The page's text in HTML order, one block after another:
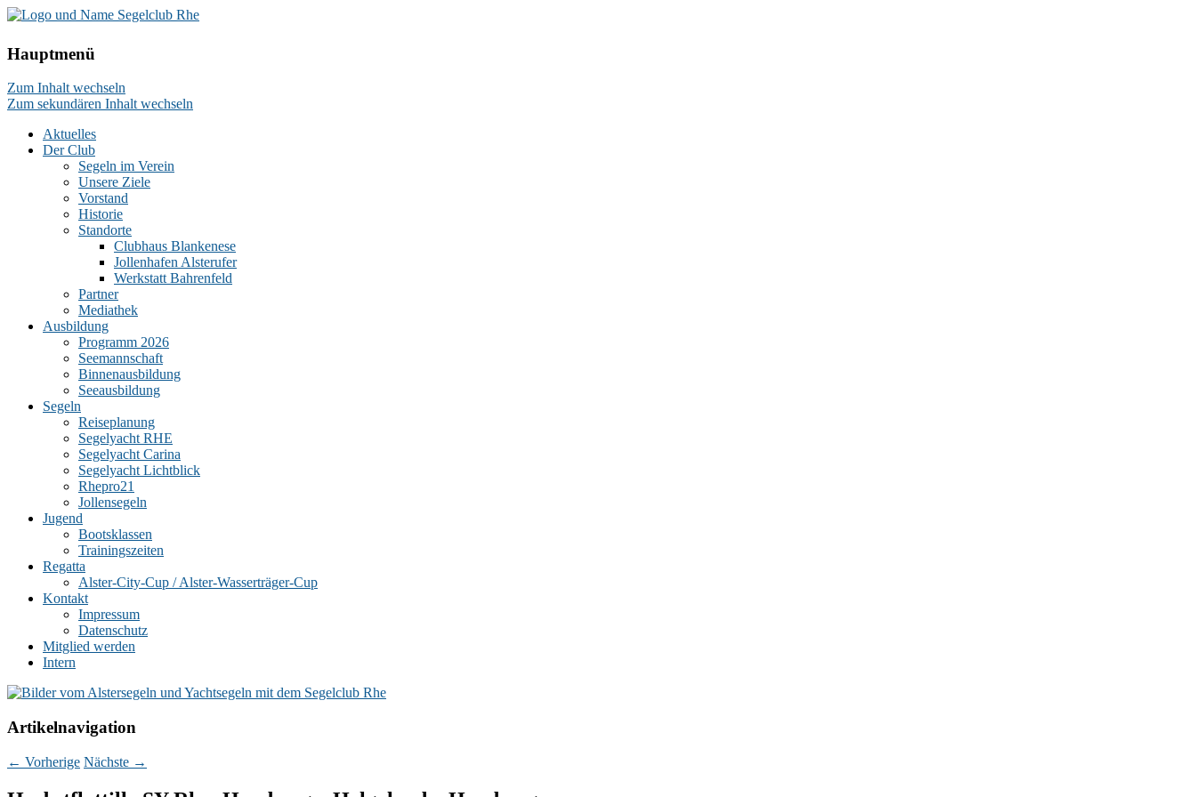
Hauptmenü
Zum Inhalt wechseln
Zum sekundären Inhalt wechseln
Aktuelles
Der Club
Segeln im Verein
Unsere Ziele
Vorstand
Historie
Standorte
Clubhaus Blankenese
Jollenhafen Alsterufer
Werkstatt Bahrenfeld
Partner
Mediathek
Ausbildung
Programm 2026
Seemannschaft
Binnenausbildung
Seeausbildung
Segeln
Reiseplanung
Segelyacht RHE
Segelyacht Carina
Segelyacht Lichtblick
Rhepro21
Jollensegeln
Jugend
Bootsklassen
Trainingszeiten
Regatta
Alster-City-Cup / Alster-Wasserträger-Cup
Kontakt
Impressum
Datenschutz
Mitglied werden
Intern
Artikelnavigation
← Vorherige Nächste →